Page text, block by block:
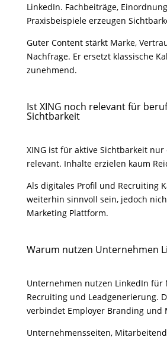
LinkedIn. Fachbeiträge,
Praxisbeispiele erzeugen
Guter Content stärkt Marke,
Nachfrage. Er ersetzt klassische
zunehmend.
Ist XING noch relevant für
Sichtbarkeit
XING ist für aktive Sichtbarkeit
relevant. Inhalte erzielen kaum
Als digitales Profil und Recruiting
weiterhin sinnvoll sein, jedoch
Marketing Plattform.
Warum nutzen Unternehmen
Unternehmen nutzen LinkedIn für
Recruiting und Leadgenerierung.
verbindet Employer Branding und
Unternehmensseiten,